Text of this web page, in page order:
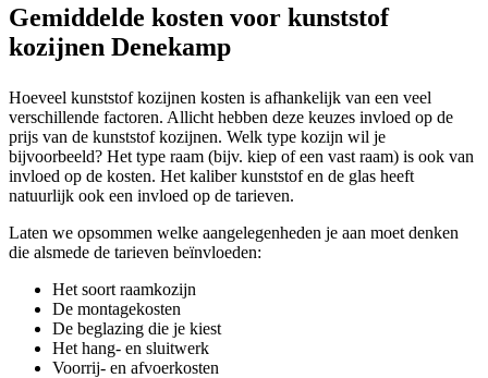
Gemiddelde kosten voor kunststof
kozijnen Denekamp
Hoeveel kunststof kozijnen kosten is afhankelijk van een veel
verschillende factoren. Allicht hebben deze keuzes invloed op de
prijs van de kunststof kozijnen. Welk type kozijn wil je
bijvoorbeeld? Het type raam (bijv. kiep of een vast raam) is ook van
invloed op de kosten. Het kaliber kunststof en de glas heeft
natuurlijk ook een invloed op de tarieven.
Laten we opsommen welke aangelegenheden je aan moet denken
die alsmede de tarieven beïnvloeden:
Het soort raamkozijn
De montagekosten
De beglazing die je kiest
Het hang- en sluitwerk
Voorrij- en afvoerkosten